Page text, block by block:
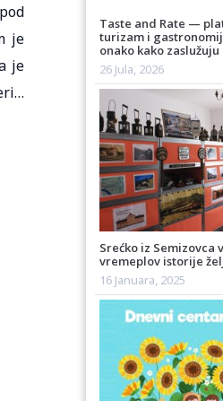
je
je
Taste and Rate —
turizam i
onako kako zaslužuju
26 Jula, 2026
Srećko iz Semizovca
vremeplov istorije
16 Januara, 2025